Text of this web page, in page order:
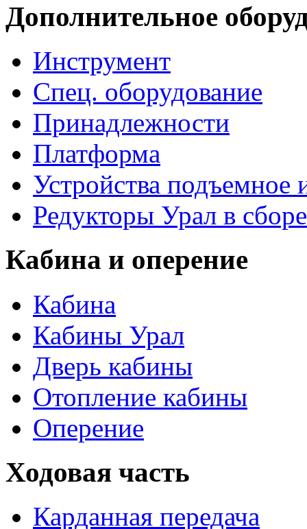
Дополнительное
Инструмент
Спец. оборудование
Принадлежности
Платформа
Устройства
Редукторы Урал в сборе
Кабина и оперение
Кабина
Кабины Урал
Дверь кабины
Отопление кабины
Оперение
Ходовая часть
Карданная передача